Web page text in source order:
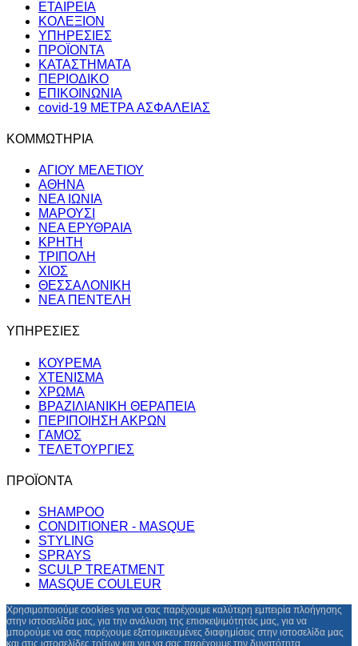
ΕΤΑΙΡΕΙΑ
ΚΟΛΕΞΙΟΝ
ΥΠΗΡΕΣΙΕΣ
ΠΡΟΪΟΝΤΑ
ΚΑΤΑΣΤΗΜΑΤΑ
ΠΕΡΙΟΔΙΚΟ
ΕΠΙΚΟΙΝΩΝΙΑ
covid-19 METΡΑ AΣΦΑΛΕΙΑΣ
ΚΟΜΜΩΤΗΡΙΑ
ΑΓΙΟΥ ΜΕΛΕΤΙΟΥ
AΘΗΝΑ
ΝΕΑ ΙΩΝΙΑ
ΜΑΡΟΥΣΙ
ΝΕΑ ΕΡΥΘΡΑΙΑ
ΚΡΗΤΗ
ΤΡΙΠΟΛΗ
ΧΙΟΣ
ΘΕΣΣΑΛΟΝΙΚΗ
ΝΕΑ ΠΕΝΤΕΛΗ
ΥΠΗΡΕΣΙΕΣ
ΚΟΥΡΕΜΑ
ΧΤΕΝΙΣΜΑ
ΧΡΩΜΑ
ΒΡΑΖΙΛΙΑΝΙΚΗ ΘΕΡΑΠΕΙΑ
ΠΕΡΙΠΟΙΗΣΗ ΑΚΡΩΝ
ΓΑΜΟΣ
ΤΕΛΕΤΟΥΡΓΙΕΣ
ΠΡΟΪΟΝΤΑ
SHAMPOO
CONDITIONER - MASQUE
STYLING
SPRAYS
SCULP TREATMENT
MASQUE COULEUR
Χρησιμοποιούμε cookies για να σας παρέχουμε καλύτερη εμπειρία πλοήγησης
στην ιστοσελίδα μας, για την ανάλυση της επισκεψιμότητάς μας, για να
μπορούμε να σας παρέχουμε εξατομικευμένες διαφημίσεις στην ιστοσελίδα μας
και στις ιστοσελίδες τρίτων και για να σας παρέχουμε την δυνατότητα